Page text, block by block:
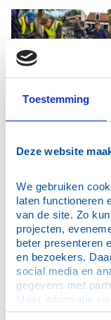
Toestemming
Deze website
We gebruiken
laten functioneren
van de site. Zo
projecten,
beter presenteren
en bezoekers.
social media en
gegevens met
Meer informatie
ONZE
50 jaar Rotaryclub
Paul Harris Fellow
kerstactie-2025
3 december 2025